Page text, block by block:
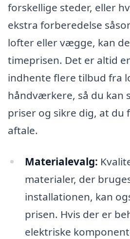
forskellige steder, eller
ekstra forberedelse
lofter eller vægge, kan
timeprisen. Det er altid
indhente flere tilbud fra
håndværkere, så du kan
priser og sikre dig, at du
aftale.
Materialevalg:
materialer, der
installationen, kan
prisen. Hvis der er
elektriske